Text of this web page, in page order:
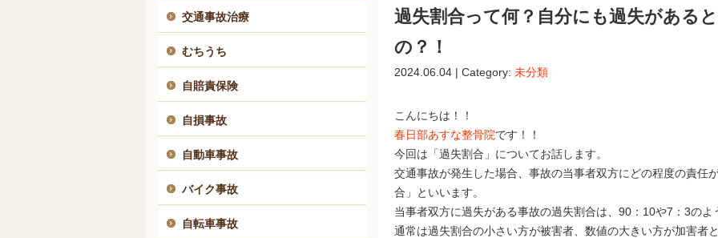
過失割合って何？自分にも過失がある
の？！
2024.06.04 | Category: 未分類
こんにちは！！
春日部あすな整骨院です！！
今回は「過失割合」についてお話します。
交通事故が発生した場合、事故の当事者双方にどの程度の責任
合」といいます。
当事者双方に過失がある事故の過失割合は、90：10や7：3のよ
通常は過失割合の小さい方が被害者、数値の大きい方が加害者
交通事故治療
むちうち
自賠責保険
自損事故
自動車事故
バイク事故
自転車事故